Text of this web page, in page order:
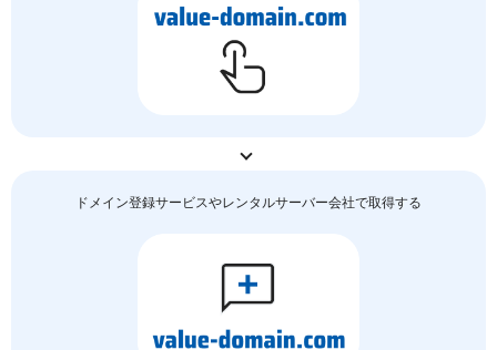
ドメイン登録サービスやレンタルサーバー会社で取得する